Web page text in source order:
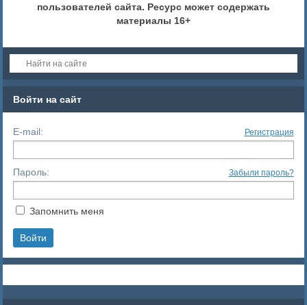
пользователей сайта. Ресурс может содержать
материалы 16+
Войти на сайт
E-mail: Регистрация
Пароль: Забыли пароль?
Запомнить меня